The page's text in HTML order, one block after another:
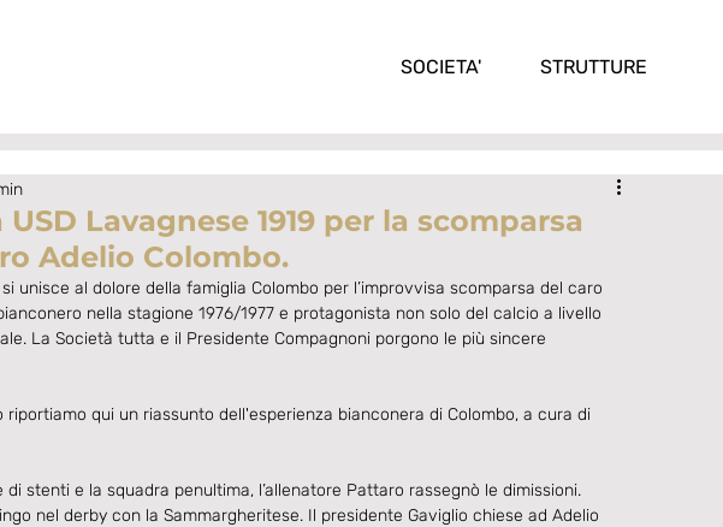
SOCIETA' STRUTTURE
Lavagnese 1919 per la scomparsa
Adelio Colombo.
unisce al dolore della famiglia Colombo per l’improvvisa scomparsa del caro
nella stagione 1976/1977 e protagonista non solo del calcio a livello
La Società tutta e il Presidente Compagnoni porgono le più sincere
qui un riassunto dell'esperienza bianconera di Colombo, a cura di
di stenti e la squadra penultima, l’allenatore Pattaro rassegnò le dimissioni.
nel derby con la Sammargheritese. Il presidente Gaviglio chiese ad Adelio